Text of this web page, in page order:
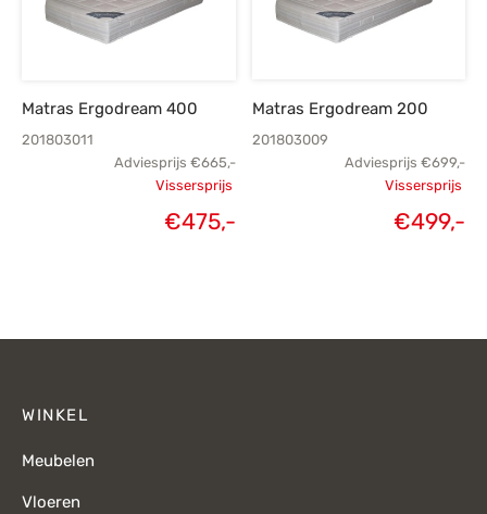
Matras Ergodream 400
201803011
Adviesprijs €665,-
Oorspronkelijke
Vissersprijs
€475,-
Matras Ergodream 200
201803009
Adviesprijs €699,-
Vissersprijs
€499,-
WINKEL
Meubelen
Vloeren